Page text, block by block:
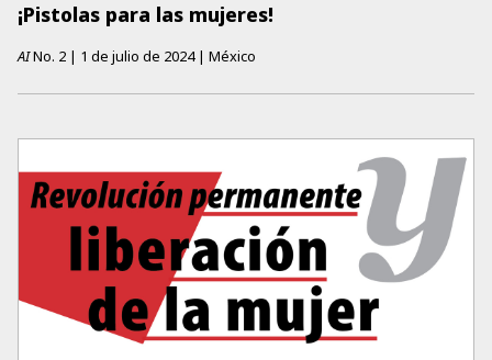
¡Pistolas para las mujeres!
AINo. 2 | 1 de julio de 2024 | México